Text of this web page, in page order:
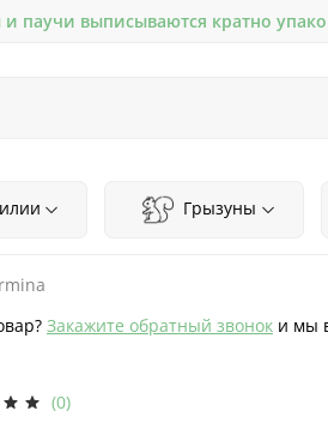
паучи выписываются кратно
Грызуны
Закажите обратный звонок и мы
(0)